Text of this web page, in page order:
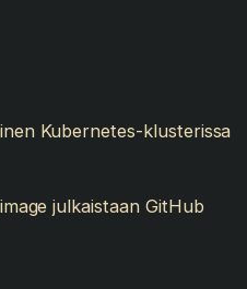
Kubernetes-klusterissa
julkaistaan GitHub